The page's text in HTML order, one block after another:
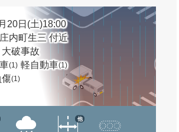
20日(土)18:00
内町生三 付近
破事故
(1) 軽自動車(1)
傷(1)
他